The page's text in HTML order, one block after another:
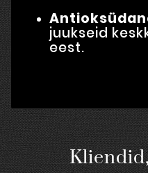
juukseid
eest.